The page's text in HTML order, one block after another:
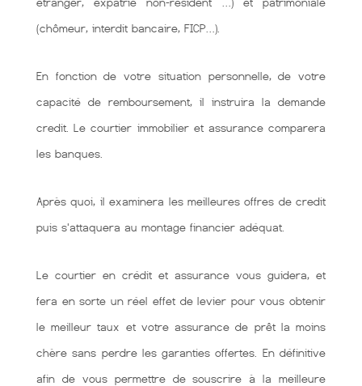
(chômeur, interdit bancaire, FICP…).
En fonction de votre situation personnelle, de votre
capacité de remboursement, il instruira la demande
credit. Le courtier immobilier et assurance comparera
les banques.
Après quoi, il examinera les meilleures offres de credit
puis s'attaquera au montage financier adéquat.
Le courtier en crédit et assurance vous guidera, et
fera en sorte un réel effet de levier pour vous obtenir
le meilleur taux et votre assurance de prêt la moins
chère sans perdre les garanties offertes. En définitive
afin de vous permettre de souscrire à la meilleure